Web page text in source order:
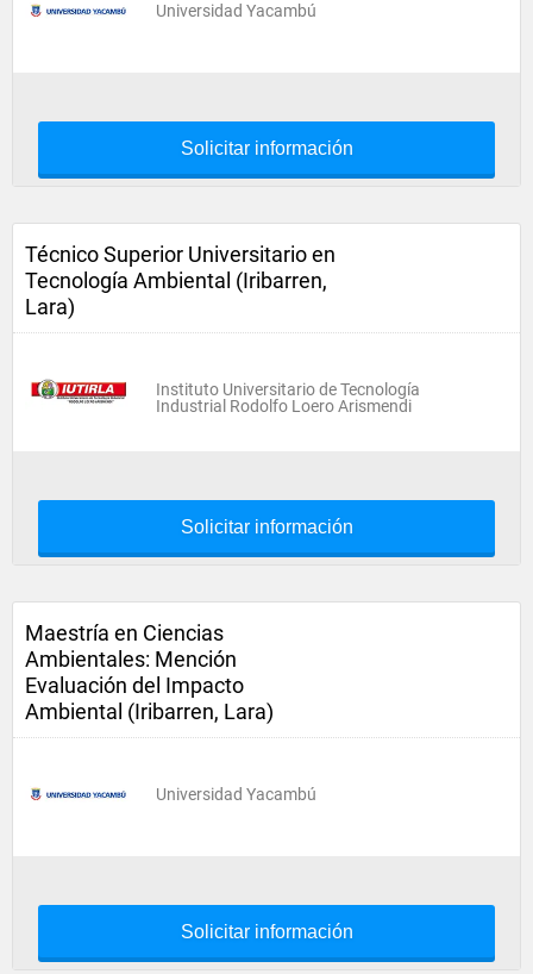
Universidad Yacambú
Solicitar información
Técnico Superior Universitario en
Tecnología Ambiental (Iribarren,
Lara)
Instituto Universitario de Tecnología
Industrial Rodolfo Loero Arismendi
Solicitar información
Maestría en Ciencias
Ambientales: Mención
Evaluación del Impacto
Ambiental (Iribarren, Lara)
Universidad Yacambú
Solicitar información